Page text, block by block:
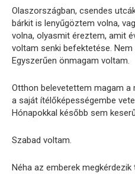
Olaszországban, csendes
bárkit is lenyűgöztem volna,
volna, olyasmit éreztem, amit
voltam senki befektetése. Nem
Egyszerűen önmagam voltam.
Otthon belevetettem magam a
a saját ítélőképességembe
Hónapokkal később sem
Szabad voltam.
Néha az emberek